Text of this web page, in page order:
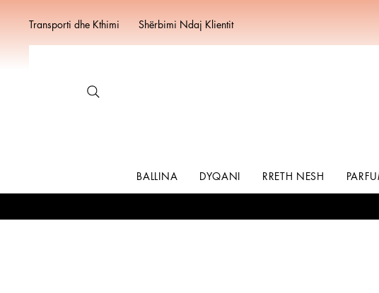
Transporti dhe Kthimi Shërbimi Ndaj Klientit
BALLINA DYQANI RRETH NESH